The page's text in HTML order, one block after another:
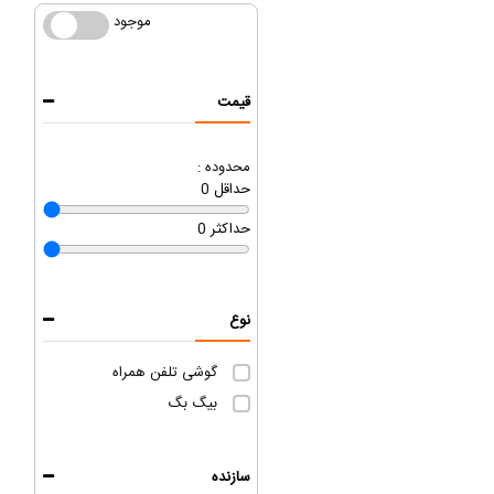
موجود موجود
قیمت
محدوده :
0 حداقل
0 حداکثر
نوع
گوشی تلفن همراه
بیگ بگ
سازنده